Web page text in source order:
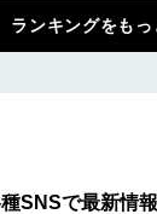
ランキングをもっ
SNSで最新情